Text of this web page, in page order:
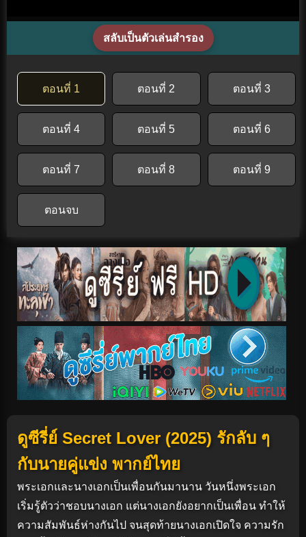
สลับเป็นตัวเล่นสำรอง
ตอนที่ 1 ตอนที่ 2 ตอนที่ 3
ตอนที่ 4 ตอนที่ 5 ตอนที่ 6
ตอนที่ 7 ตอนที่ 8 ตอนที่ 9
ตอนจบ
ดูซีรี่ย์ Secret Lover (2025) รักลับ ๆ
กับนายคู่แข่ง พากย์ไทย
พระเอกและนางเอกเป็นเพื่อนกันมานาน วันหนึ่งพระเอก
เริ่มรู้ตัวว่าชอบนางเอก แต่นางเอกยังอยากเป็นเพื่อน ทำให้
ความสัมพันธ์ห่างกันไป จนสุดท้ายนางเอกเปิดใจ ความรัก